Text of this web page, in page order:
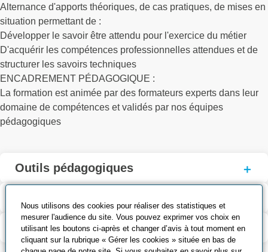
Alternance d'apports théoriques, de cas pratiques, de mises en
situation permettant de :
Développer le savoir être attendu pour l'exercice du métier
D'acquérir les compétences professionnelles attendues et de
structurer les savoirs techniques
ENCADREMENT PÉDAGOGIQUE :
La formation est animée par des formateurs experts dans leur
domaine de compétences et validés par nos équipes
pédagogiques
Outils pédagogiques
Modalité d’évaluation
Nous utilisons des cookies pour réaliser des statistiques et
mesurer l'audience du site. Vous pouvez exprimer vos choix en
utilisant les boutons ci-après et changer d’avis à tout moment en
cliquant sur la rubrique « Gérer les cookies » située en bas de